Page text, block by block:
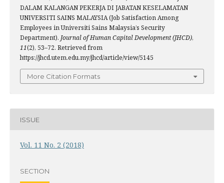
DALAM KALANGAN PEKERJA DI JABATAN KESELAMATAN
UNIVERSITI SAINS MALAYSIA (Job Satisfaction Among
Employees in Universiti Sains Malaysia’s Security
Department). Journal of Human Capital Development (JHCD),
11(2), 53–72. Retrieved from
https://jhcd.utem.edu.my/jhcd/article/view/5145
More Citation Formats
ISSUE
Vol. 11 No. 2 (2018)
SECTION